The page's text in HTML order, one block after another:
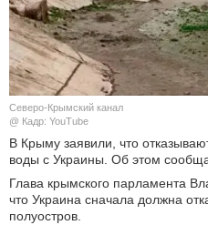
ШОУ-
АВТО
Северо-Крымский канал
@ Кадр: YouTube
В Крыму заявили, что
воды с Украины. Об этом
Глава крымского парламента
что Украина сначала должна
полуостров.